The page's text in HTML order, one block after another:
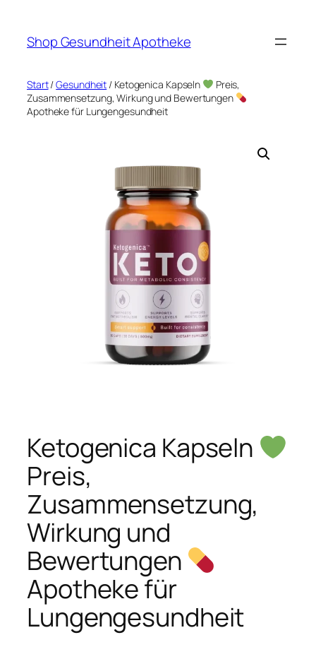
springen
Shop Gesundheit Apotheke
Start/Gesundheit / Ketogenica Kapseln
Preis,
Zusammensetzung, Wirkung und Bewertungen
Apotheke für Lungengesundheit
Ketogenica Kapseln
Preis,
Zusammensetzung,
Wirkung und
Bewertungen
Apotheke für
Lungengesundheit